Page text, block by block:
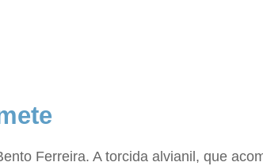
Ferreira. A torcida alvianil, que